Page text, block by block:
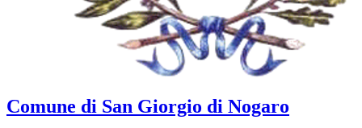
Comune di San Giorgio di Nogaro